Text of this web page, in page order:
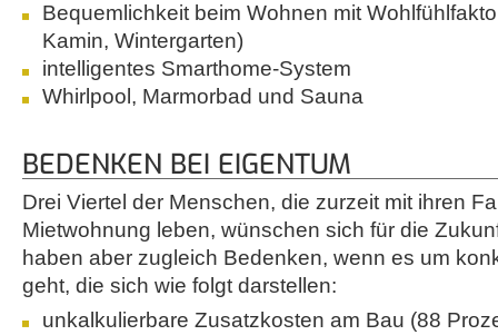
Bequemlichkeit beim Wohnen mit
Kamin, Wintergarten)
intelligentes Smarthome-System
Whirlpool, Marmorbad und Sauna
BEDENKEN BEI EIGENTUM
Drei Viertel der Menschen, die zurzeit mit ihren
Mietwohnung leben, wünschen sich für die
haben aber zugleich Bedenken, wenn es um
geht, die sich wie folgt darstellen:
unkalkulierbare Zusatzkosten am Bau (88